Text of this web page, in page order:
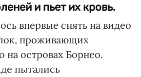
и пьет их кровь.
впервые снять на видео
проживающих
на островах Борнео.
пытались